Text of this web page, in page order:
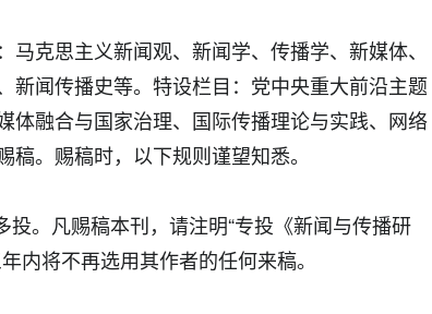
克思主义新闻观、新闻学、传播学、新媒体、
新闻传播史等。特设栏目：党中央重大前沿主题
体融合与国家治理、国际传播理论与实践、网络
。赐稿时，以下规则谨望知悉。
。凡赐稿本刊，请注明“专投《新闻与传播研
内将不再选用其作者的任何来稿。